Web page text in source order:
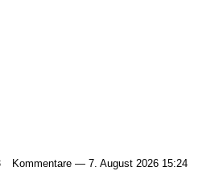
Kommentare — 7. August 2026 15:24